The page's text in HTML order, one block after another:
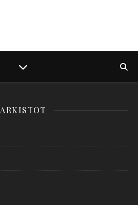
ARKISTOT